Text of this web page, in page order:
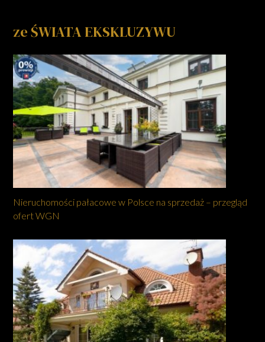
ze ŚWIATA EKSKLUZYWU
Nieruchomości pałacowe w Polsce na sprzedaż – przegląd
ofert WGN